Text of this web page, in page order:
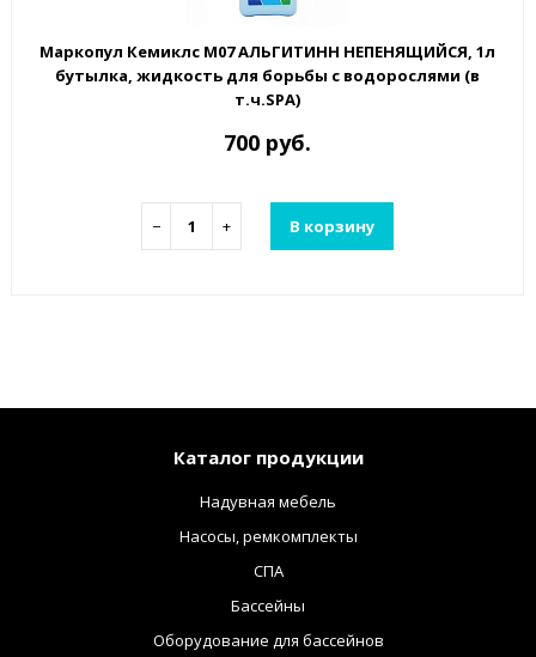
Маркопул Кемиклс М07 АЛЬГИТИНН НЕПЕНЯЩИЙСЯ, 1л
бутылка, жидкость для борьбы с водорослями (в
т.ч.SPA)
700 руб.
− + В корзину
Каталог продукции
Надувная мебель
Насосы, ремкомплекты
СПА
Бассейны
Оборудование для бассейнов